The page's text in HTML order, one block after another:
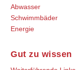
Abwasser
Schwimmbäder
Energie
Gut zu wissen